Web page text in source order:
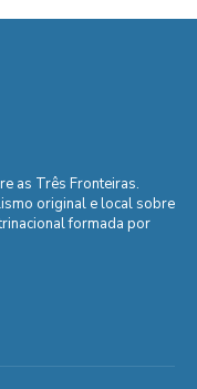
as Três Fronteiras.
original e local sobre
formada por